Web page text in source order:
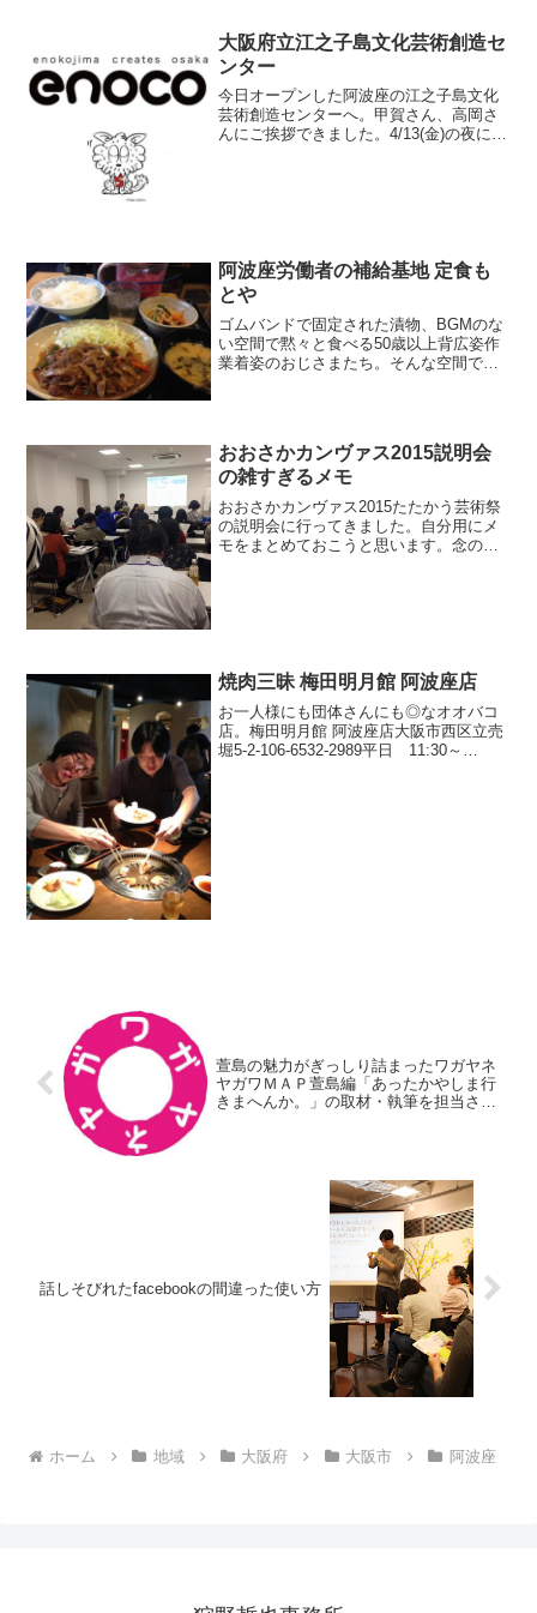
大阪府立江之子島文化芸術創造セ
ンター
今日オープンした阿波座の江之子島文化
芸術創造センターへ。甲賀さん、高岡さ
んにご挨拶できました。4/13(金)の夜にお
阿波座労働者の補給基地 定食も
とや
ゴムバンドで固定された漬物、BGMのな
い空間で黙々と食べる50歳以上背広姿作
業着姿のおじさまたち。そんな空間で食
おおさかカンヴァス2015説明会
の雑すぎるメモ
おおさかカンヴァス2015たたかう芸術祭
の説明会に行ってきました。自分用にメ
モをまとめておこうと思います。念のた
焼肉三昧 梅田明月館 阿波座店
お一人様にも団体さんにも◎なオオバコ
店。梅田明月館 阿波座店大阪市西区立売
堀5-2-106-6532-2989平日 11:30～
萱島の魅力がぎっしり詰まったワガヤネ
ヤガワＭＡＰ萱島編「あったかやしま行
きまへんか。」の取材・執筆を担当させ
話しそびれたfacebookの間違った使い方
ホーム 地域 大阪府 大阪市 阿波座